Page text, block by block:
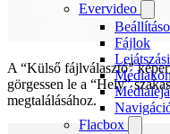
Evervideo
Fájlok
Flacbox
A “Külső fájlválasztó”
görgessen le a “Hely”
megtalálásához.